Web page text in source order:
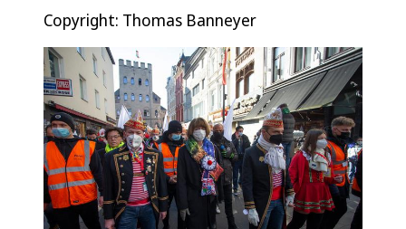
Copyright: Thomas Banneyer